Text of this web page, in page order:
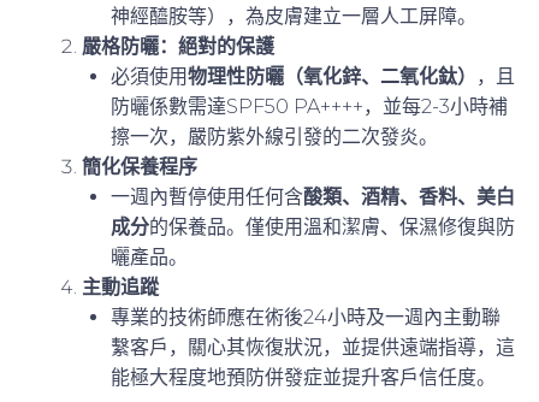
神經醯胺等），為皮膚建立一層人工屏障。
嚴格防曬：絕對的保護
必須使用物理性防曬（氧化鋅、二氧化鈦）
，且
防曬係數需達SPF50 PA++++，並每2-3小時補
擦一次，嚴防紫外線引發的二次發炎。
簡化保養程序
一週內暫停使用任何含酸類、酒精、香料、美白
成分的保養品。僅使用溫和潔膚、保濕修復與防
曬產品。
主動追蹤
專業的技術師應在術後24小時及一週內主動聯
繫客戶，關心其恢復狀況，並提供遠端指導，這
能極大程度地預防併發症並提升客戶信任度。